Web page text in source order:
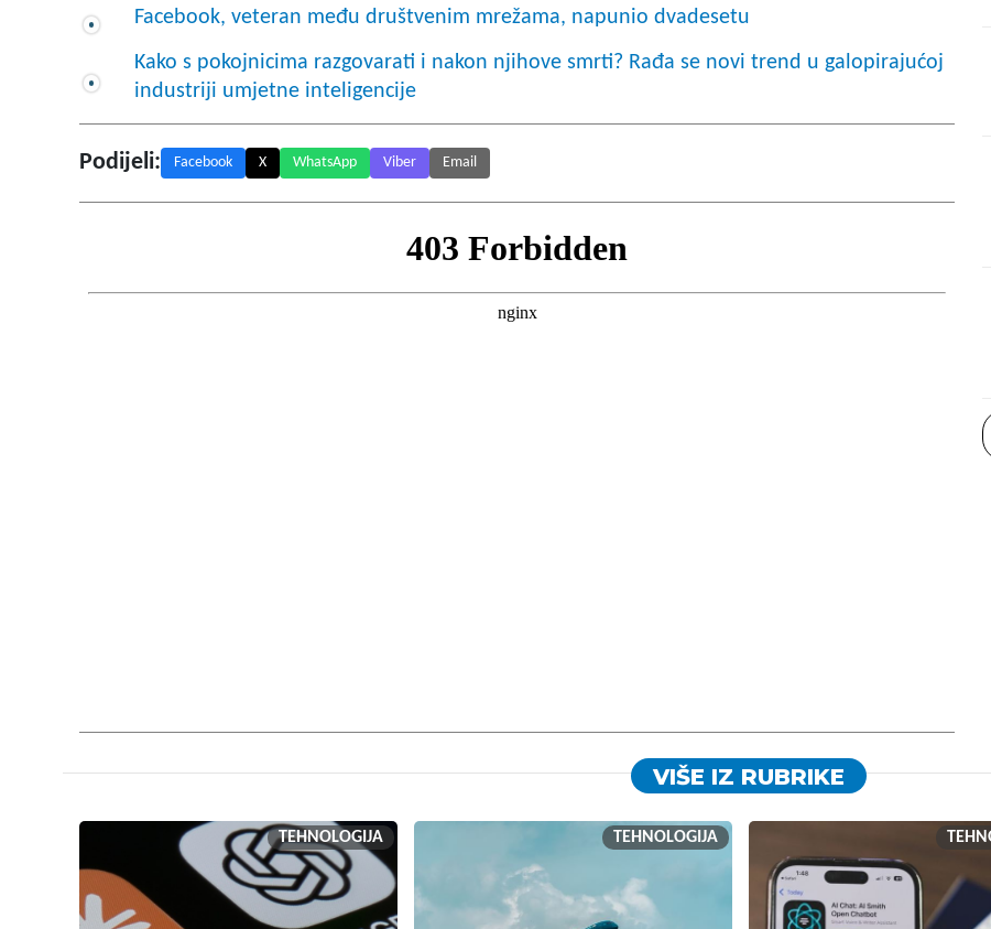
Facebook, veteran među društvenim mrežama, napunio dvadesetu
Kako s pokojnicima razgovarati i nakon njihove smrti? Rađa se novi trend u galopirajućoj
industriji umjetne inteligencije
Podijeli: Facebook X WhatsApp Viber Email
VIŠE IZ RUBRIKE
TEHNOLOGIJA TEHNOLOGIJA